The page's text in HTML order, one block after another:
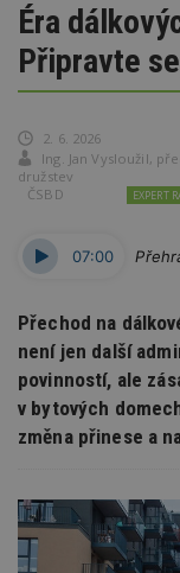
Éra
Připravte
2. 6. 2026
Ing. Jan Vysloužil,
družstev
ČSBD
EXPERT
07:00
Přechod na
není jen další
povinností, ale
v bytových
změna přinese a